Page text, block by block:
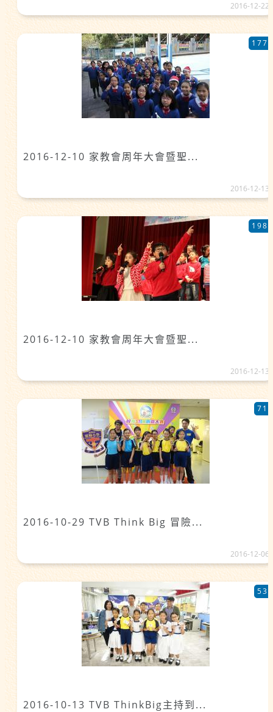
2016-12-22
2016-12-10 家教會周年大會暨聖...
177
2016-12-13
2016-12-10 家教會周年大會暨聖...
198
2016-12-13
2016-10-29 TVB Think Big 冒險...
71
2016-12-06
2016-10-13 TVB ThinkBig主持到...
53